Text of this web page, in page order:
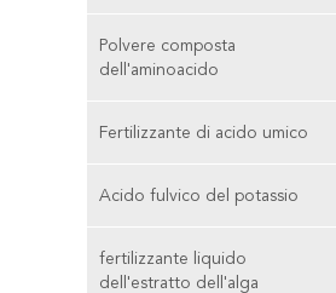
Polvere composta
dell'aminoacido
Fertilizzante di acido umico
Acido fulvico del potassio
fertilizzante liquido
dell'estratto dell'alga